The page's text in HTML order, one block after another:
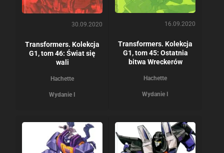
30.09.2020
Transformers. Kolekcja
G1, tom 46: Świat się
wali
Hachette
Wydanie I
16.09.2020
Transformers. Kolekcja
G1, tom 45: Ostatnia
bitwa Wreckerów
Hachette
Wydanie I